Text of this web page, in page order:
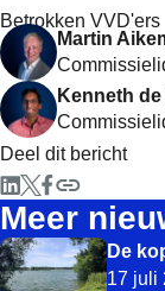
Betrokken VVD'ers
Martin
Kenneth
Deel dit bericht
Meer
De
17 juli